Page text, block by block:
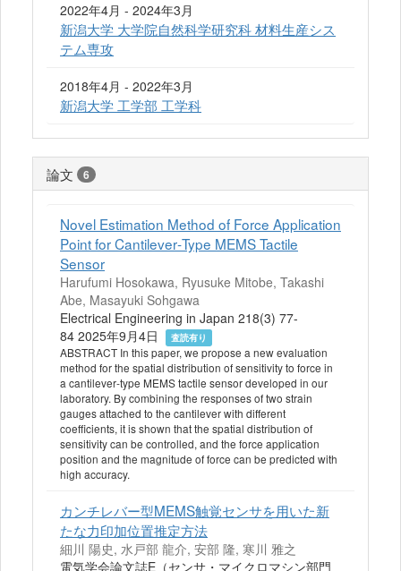
2022年4月 - 2024年3月
新潟大学 大学院自然科学研究科 材料生産シス
テム専攻
2018年4月 - 2022年3月
新潟大学 工学部 工学科
論文 6
Novel Estimation Method of Force Application
Point for Cantilever‐Type MEMS Tactile
Sensor
Harufumi Hosokawa, Ryusuke Mitobe, Takashi
Abe, Masayuki Sohgawa
Electrical Engineering in Japan 218(3) 77-
84 2025年9月4日
査読有り
ABSTRACT In this paper, we propose a new evaluation
method for the spatial distribution of sensitivity to force in
a cantilever‐type MEMS tactile sensor developed in our
laboratory. By combining the responses of two strain
gauges attached to the cantilever with different
coefficients, it is shown that the spatial distribution of
sensitivity can be controlled, and the force application
position and the magnitude of force can be predicted with
high accuracy.
カンチレバー型MEMS触覚センサを用いた新
たな力印加位置推定方法
細川 陽史, 水戸部 龍介, 安部 隆, 寒川 雅之
電気学会論文誌E（センサ・マイクロマシン部門